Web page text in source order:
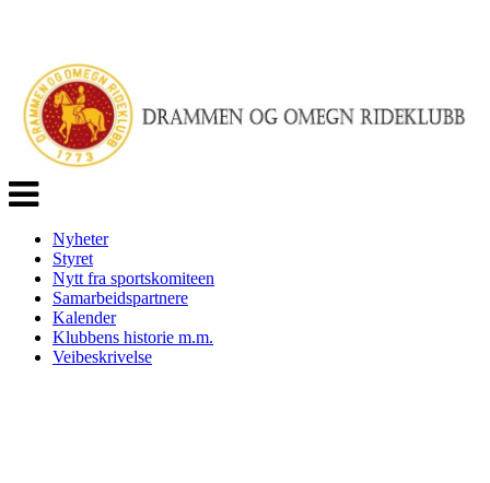
Veksle
navigasjon
Nyheter
Styret
Nytt fra sportskomiteen
Samarbeidspartnere
Kalender
Klubbens historie m.m.
Veibeskrivelse